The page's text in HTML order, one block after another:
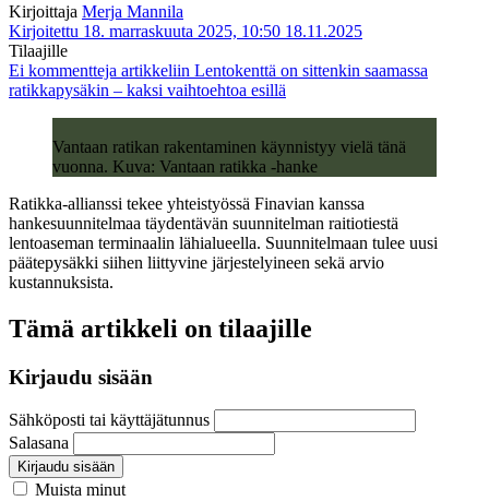
Kirjoittaja Merja Mannila
Kirjoitettu 18. marraskuuta 2025, 10:50 18.11.2025
Tilaajille
Ei kommentteja artikkeliin Lentokenttä on sittenkin saamassa
ratikkapysäkin – kaksi vaihtoehtoa esillä
Vantaan ratikan rakentaminen käynnistyy vielä tänä
vuonna. Kuva: Vantaan ratikka -hanke
Ratikka-allianssi tekee yhteistyössä Finavian kanssa
hankesuunnitelmaa täydentävän suunnitelman raitiotiestä
lentoaseman terminaalin lähialueella. Suunnitelmaan tulee uusi
päätepysäkki siihen liittyvine järjestelyineen sekä arvio
kustannuksista.
Tämä artikkeli on tilaajille
Kirjaudu sisään
Sähköposti tai käyttäjätunnus
Salasana
Kirjaudu sisään
Muista minut